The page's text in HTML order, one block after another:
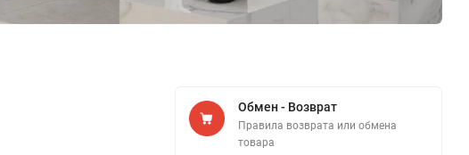
Обмен - Возврат
Правила возврата или обмена
товара